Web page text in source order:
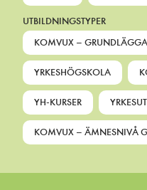
UTBILDNINGSTYPER
KOMVUX –
YRKESHÖGSKOLA
YH-KURSER
KOMVUX – ÄMNESNIVÅ